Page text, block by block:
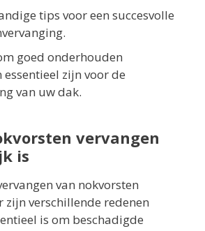
tips voor een succesvolle
goed onderhouden
essentieel zijn voor de
van uw dak.
vervangen
is
van nokvorsten
zijn verschillende redenen
is om beschadigde